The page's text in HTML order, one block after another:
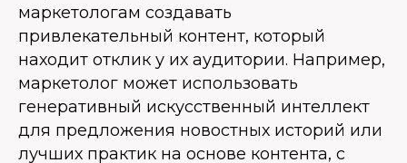
маркетологам создавать
привлекательный контент, который
находит отклик у их аудитории. Например,
маркетолог может использовать
генеративный искусственный интеллект
для предложения новостных историй или
лучших практик на основе контента, с